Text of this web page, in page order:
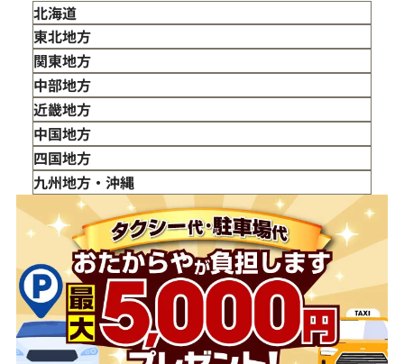
北海道
東北地方
青森県
岩手県
宮城県
秋田県
山形県
福島県
関東地方
東京都
神奈川県
埼玉県
千葉県
茨城県
栃木県
群馬県
中部地方
新潟県
富山県
石川県
山梨県
長野県
岐阜県
静岡県
愛知県
近畿地方
三重県
滋賀県
京都府
大阪府
兵庫県
奈良県
和歌山県
中国地方
鳥取県
島根県
岡山県
広島県
山口県
四国地方
徳島県
香川県
愛媛県
九州地方・沖縄
福岡県
佐賀県
長崎県
熊本県
大分県
宮崎県
鹿児島県